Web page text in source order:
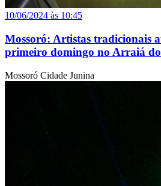
10/06/2024 às 10:45
Mossoró: Artistas tradicionais
primeiro domingo no Arraiá
Mossoró Cidade Junina